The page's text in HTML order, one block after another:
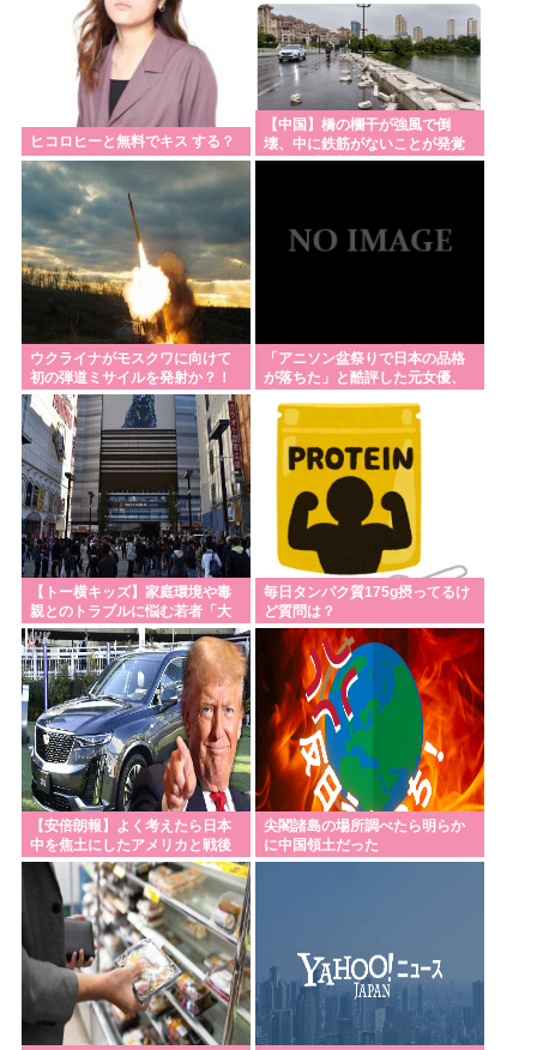
独身おっさんワイ、底辺職の親戚が説教してくるの
で身を隠す
はてな、11億円流出の調査報告書を公開。 偽警察、
口外禁止、残業・休日出勤200時間越、孤立…。やば
すぎて草はえる
「えっ！？日本ってこんなに変わってしまったの」
とビックリしたこと😲
日本『30℃』でも涼しい
Powered by livedoor 相互RSS
ヒコロヒーと無料でキス する？
【中国】橋の欄干が強風で倒
壊、中に鉄筋がないことが発覚
＝当局「接着剤で固定した」
ウクライナがモスクワに向けて
初の弾道ミサイルを発射か？！
「アニソン盆祭りで日本の品格
が落ちた」と酷評した元女優、
よ！」と総ツッコミを
【トー横キッズ】家庭環境や毒
親とのトラブルに悩む若者「大
人に相談しても具体的に何もし
てくれない」EX
毎日タンパク質175g摂ってるけ
ど質問は？
【安倍朗報】よく考えたら日本
中を焦土にしたアメリカと戦後
友好関係築いてるのって奇跡だ
よな
尖閣諸島の場所調べたら明らか
に中国領土だった